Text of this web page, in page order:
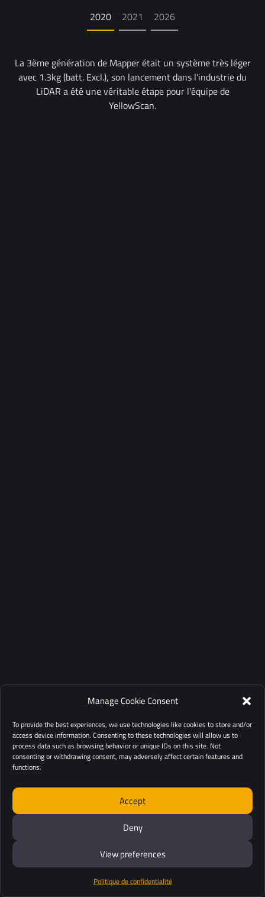
Manage Cookie Consent
To provide the best experiences, we use technologies like cookies to store and/or
access device information. Consenting to these technologies will allow us to
process data such as browsing behavior or unique IDs on this site. Not
consenting or withdrawing consent, may adversely affect certain features and
functions.
Accept
Deny
View preferences
Politique de confidentialité
2020 2021 2026
La 3ème génération de Mapper était un système très léger
avec 1.3kg (batt. Excl.), son lancement dans l'industrie du
LiDAR a été une véritable étape pour l'équipe de
YellowScan.